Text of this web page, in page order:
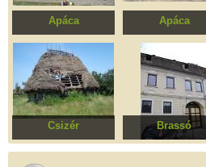
Apáca
Ház
Apáca
Nagy utca
műemlékövezet
Csizér
Fa ház
Brassó
Lakóház